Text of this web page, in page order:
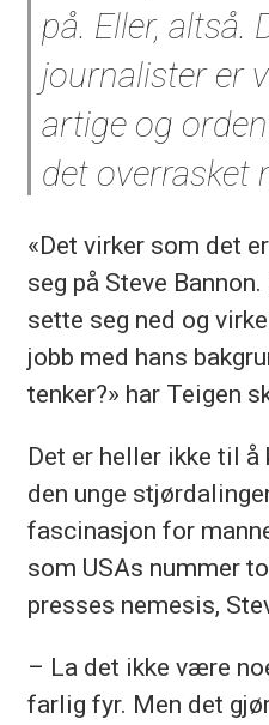
på. Eller, altså.
journalister er
artige og
det overrasket
«Det virker som det
seg på Steve
sette seg ned og
jobb med hans
tenker?» har Teigen
Det er heller ikke til
den unge
fascinasjon for
som USAs nummer
presses nemesis,
– La det ikke være
farlig fyr. Men det